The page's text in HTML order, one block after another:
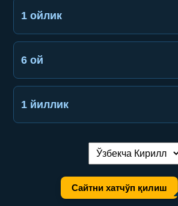
1 ойлик
6 ой
1 йиллик
Тилни алмаштириш:
Сайтни хатчўп қилиш